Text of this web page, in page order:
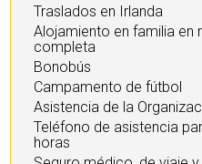
Traslados en Irlanda
Alojamiento en familia en
completa
Bonobús
Campamento de fútbol
Asistencia de la
Teléfono de asistencia
horas